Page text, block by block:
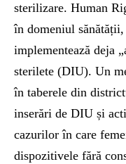
sterilizare. Human
în domeniul
implementează deja
sterilete (DIU). Un
în taberele din
inserări de DIU și
cazurilor în care
dispozitivele fără